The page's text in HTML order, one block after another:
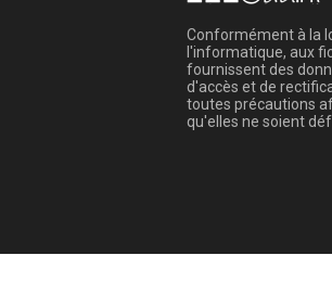
Conformément à la
l'informatique, aux
fournissent des
d'accès et de
toutes précautions
qu'elles ne soient